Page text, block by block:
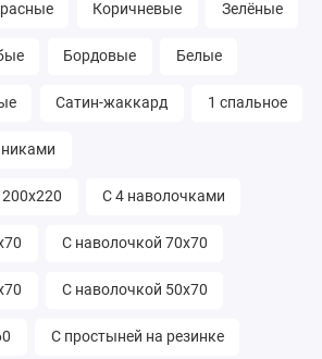
Коричневые Зелёные
Бордовые Белые
Сатин-жаккард 1 спальное
С 4 наволочками
С наволочкой 70х70
С наволочкой 50х70
С простыней на резинке